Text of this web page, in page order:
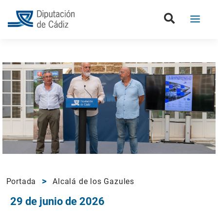
Portada Alcalá de los Gazules
29 de junio de 2026